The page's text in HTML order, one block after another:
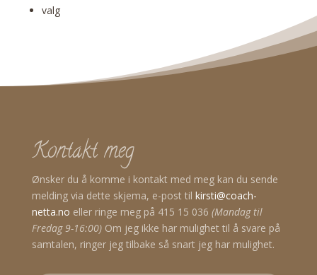
valg
Kontakt meg
Ønsker du å komme i kontakt med meg kan du sende
melding via dette skjema, e-post til kirsti@coach-
netta.no eller ringe meg på 415 15 036 (Mandag til
Fredag 9-16:00) Om jeg ikke har mulighet til å svare på
samtalen, ringer jeg tilbake så snart jeg har mulighet.